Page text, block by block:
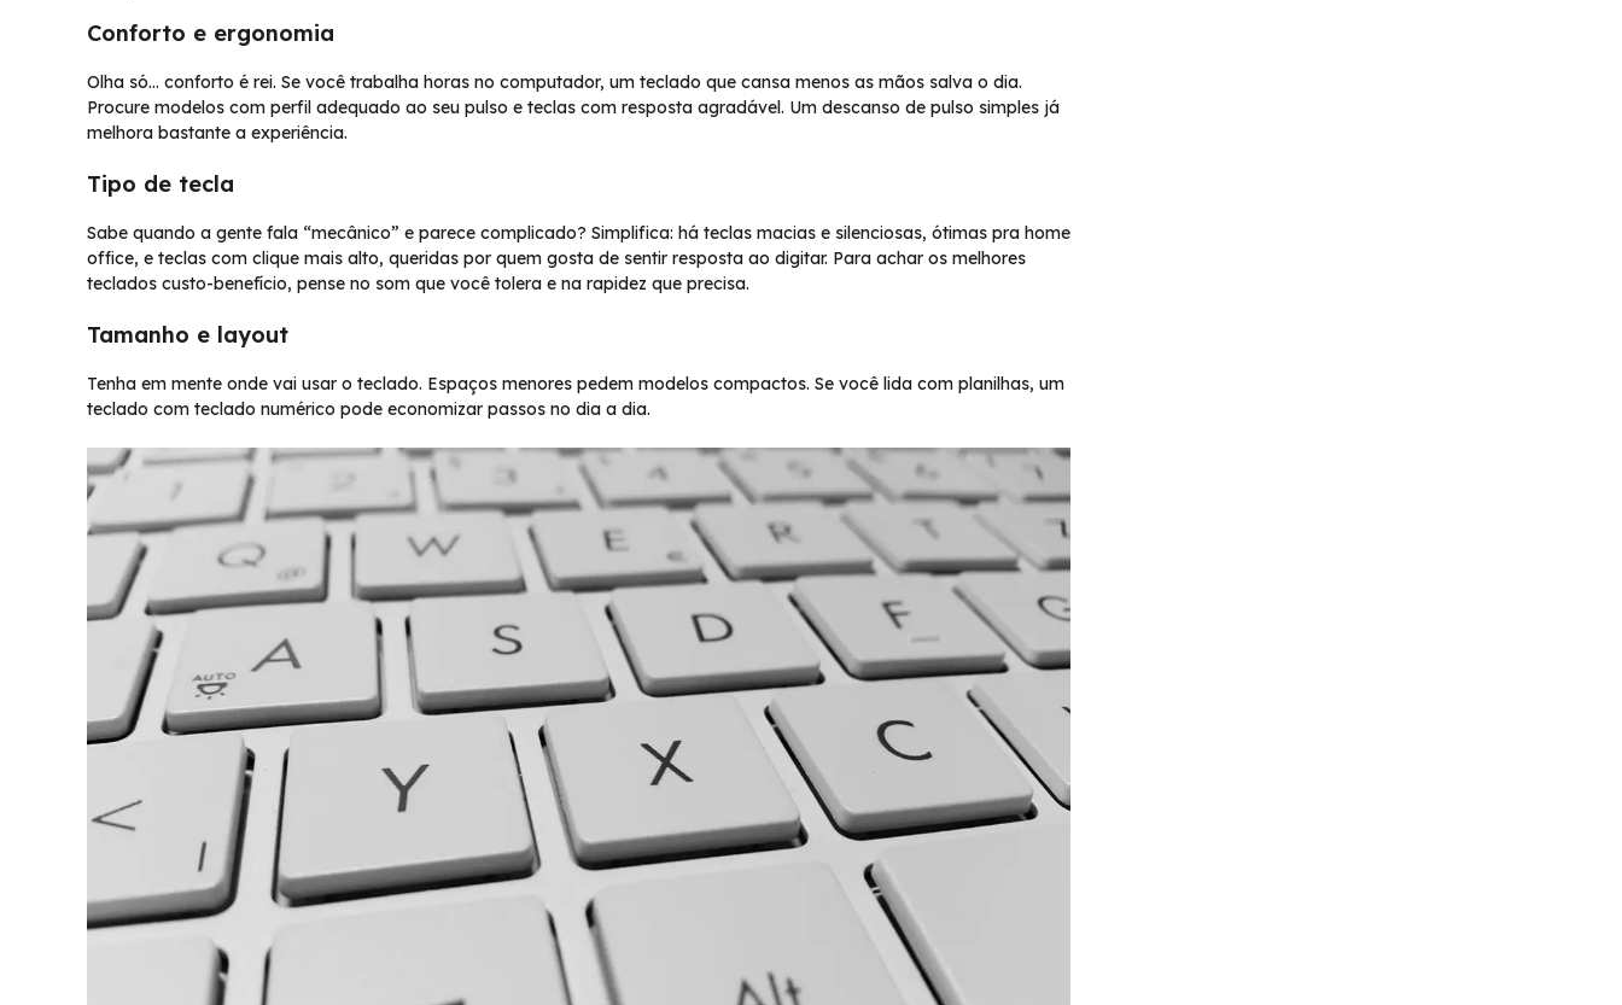
Conforto e ergonomia
Olha só… conforto é rei. Se você trabalha horas no computador, um teclado que cansa menos as mãos salva o dia.
Procure modelos com perfil adequado ao seu pulso e teclas com resposta agradável. Um descanso de pulso simples já
melhora bastante a experiência.
Tipo de tecla
Sabe quando a gente fala “mecânico” e parece complicado? Simplifica: há teclas macias e silenciosas, ótimas pra home
office, e teclas com clique mais alto, queridas por quem gosta de sentir resposta ao digitar. Para achar os melhores
teclados custo-benefício, pense no som que você tolera e na rapidez que precisa.
Tamanho e layout
Tenha em mente onde vai usar o teclado. Espaços menores pedem modelos compactos. Se você lida com planilhas, um
teclado com teclado numérico pode economizar passos no dia a dia.